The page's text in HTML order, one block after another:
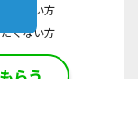
きたい方
くない方
らう